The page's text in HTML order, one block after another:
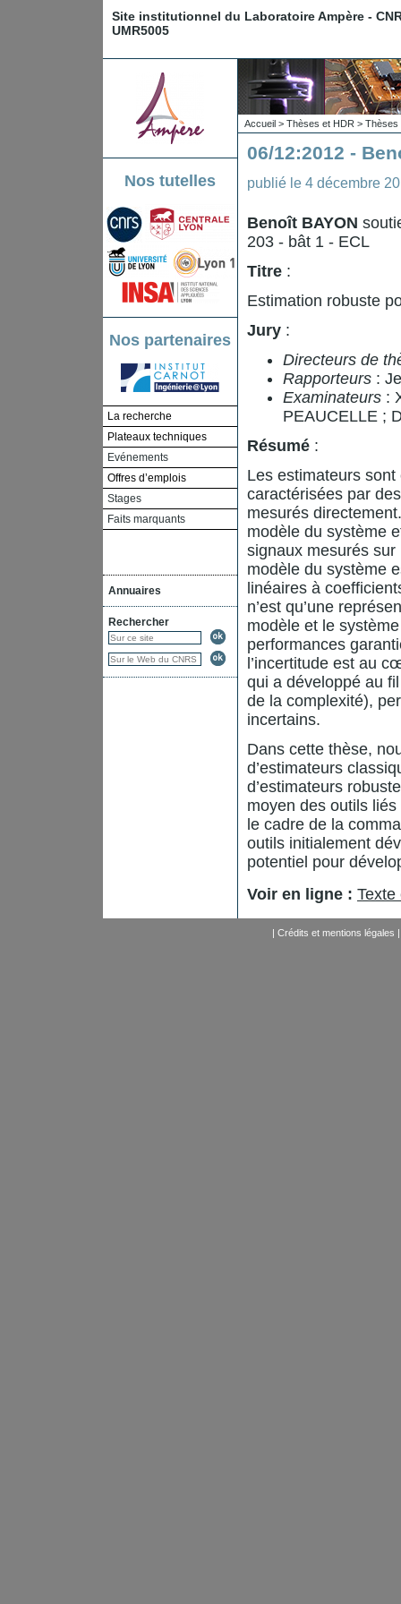
Site institutionnel du Laboratoire Ampère -
UMR5005
Nos tutelles
Nos partenaires
La recherche
Plateaux techniques
Evénements
Offres d’emplois
Stages
Faits marquants
Annuaires
Rechercher
Accueil > Thèses et HDR > Thèses
06/12:2012 -
publié le 4 décembre
Benoît BAYON
203 - bât 1 - ECL
Titre :
Estimation robuste
Jury :
Directeurs de
Rapporteurs :
Examinateurs :
PEAUCELLE ;
Résumé :
Les estimateurs
caractérisées par
mesurés
modèle du système
signaux mesurés
modèle du système
linéaires à
n’est qu’une
modèle et le
performances
l’incertitude est au
qui a développé au
de la complexité),
incertains.
Dans cette thèse,
d’estimateurs
d’estimateurs
moyen des outils
le cadre de la
outils initialement
potentiel pour
Voir en ligne : Texte
| Crédits et mentions légales